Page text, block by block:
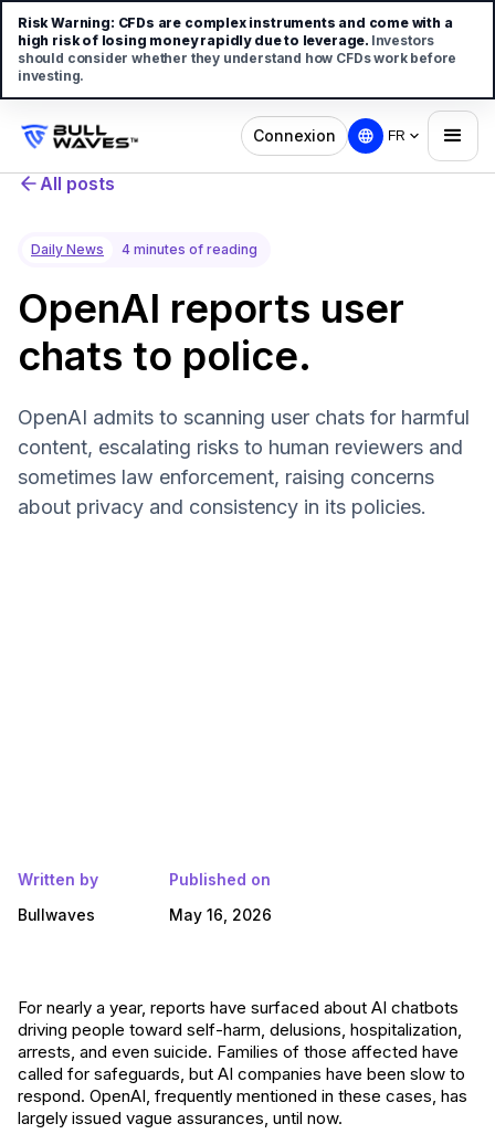
Connexion FR
All posts
Daily News 4 minutes of reading
OpenAI reports user
chats to police.
OpenAI admits to scanning user chats for harmful
content, escalating risks to human reviewers and
sometimes law enforcement, raising concerns
about privacy and consistency in its policies.
Written by
Bullwaves
Published on
May 16, 2026
For nearly a year, reports have surfaced about AI chatbots
driving people toward self-harm, delusions, hospitalization,
arrests, and even suicide. Families of those affected have
called for safeguards, but AI companies have been slow to
respond. OpenAI, frequently mentioned in these cases, has
largely issued vague assurances, until now.
Risk Warning: CFDs are complex instruments and come with a
high risk of losing money rapidly due to leverage. Investors
should consider whether they understand how CFDs work before
investing.